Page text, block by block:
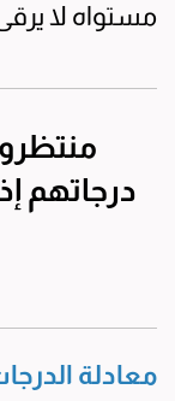
مستواه لا
معادلة